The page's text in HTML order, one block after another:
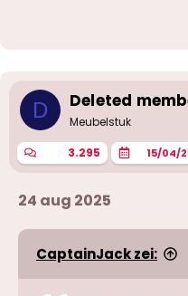
n
g
n
:
D Deleted
Meubelstuk
3.295 15/04/
24 aug 2025
CaptainJack zei: